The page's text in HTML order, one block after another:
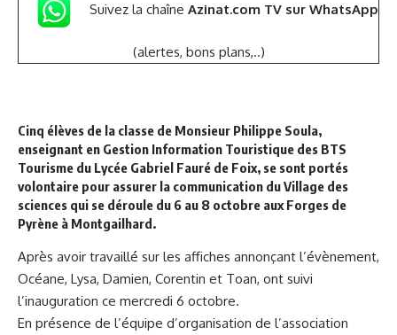
Suivez la chaîne Azinat.com TV sur WhatsApp
(alertes, bons plans,..)
Cinq élèves de la classe de Monsieur Philippe Soula,
enseignant en Gestion Information Touristique des BTS
Tourisme du Lycée Gabriel Fauré de Foix, se sont portés
volontaire pour assurer la communication du Village des
sciences qui se déroule du 6 au 8 octobre aux Forges de
Pyrène à Montgailhard.
Après avoir travaillé sur les affiches annonçant l’évènement,
Océane, Lysa, Damien, Corentin et Toan, ont suivi
l’inauguration ce mercredi 6 octobre.
En présence de l’équipe d’organisation de l’association